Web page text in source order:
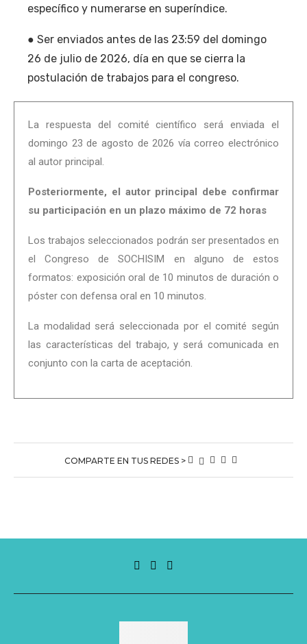
específico y numerarse en superíndice.
● Ser enviados antes de las 23:59 del domingo
26 de julio de 2026, día en que se cierra la
postulación de trabajos para el congreso.
La respuesta del comité científico será enviada el
domingo 23 de agosto de 2026 vía correo electrónico
al autor principal.
Posteriormente, el autor principal debe confirmar
su participación en un plazo máximo de 72 horas
Los trabajos seleccionados podrán ser presentados en
el Congreso de SOCHISIM en alguno de estos
formatos: exposición oral de 10 minutos de duración o
póster con defensa oral en 10 minutos.
La modalidad será seleccionada por el comité según
las características del trabajo, y será comunicada en
conjunto con la carta de aceptación.
COMPARTE EN TUS REDES >